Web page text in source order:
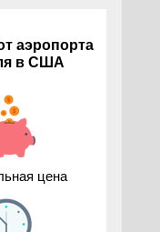
аэропорта
в США
цена